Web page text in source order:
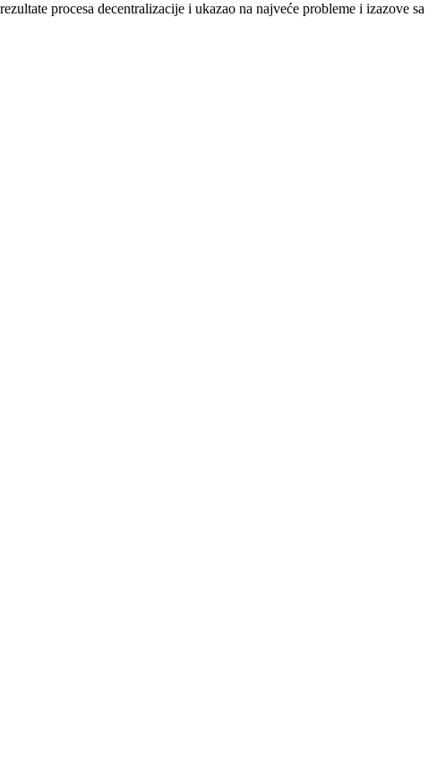
procesa decentralizacije i ukazao na najveće probleme i izazove sa